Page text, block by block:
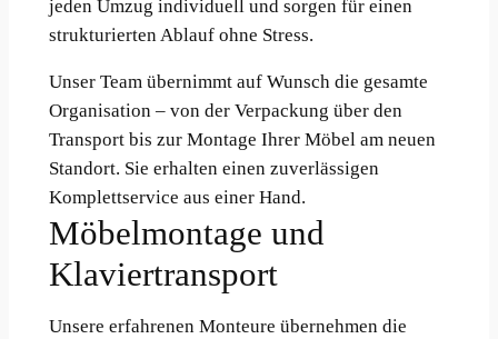
jeden Umzug individuell und sorgen für einen
strukturierten Ablauf ohne Stress.
Unser Team übernimmt auf Wunsch die gesamte
Organisation – von der Verpackung über den
Transport bis zur Montage Ihrer Möbel am neuen
Standort. Sie erhalten einen zuverlässigen
Komplettservice aus einer Hand.
Möbelmontage und
Klaviertransport
Unsere erfahrenen Monteure übernehmen die